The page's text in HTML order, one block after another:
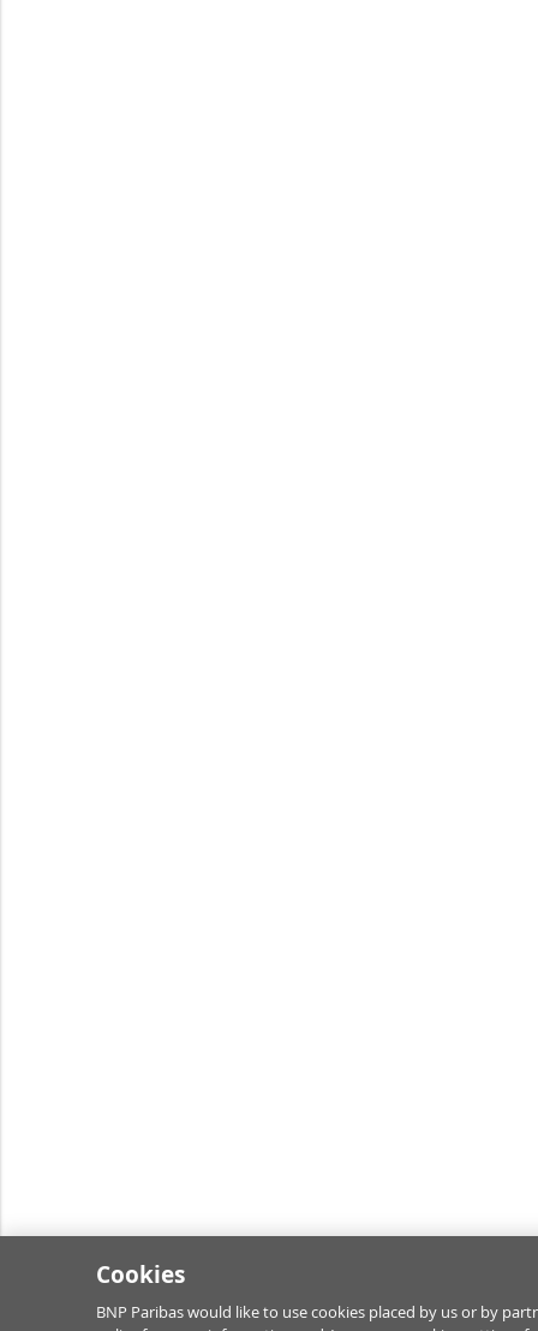
Cookies
BNP Paribas would like to use cookies placed by us or by